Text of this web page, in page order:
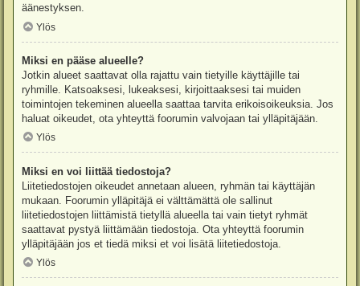
äänestyksen.
Ylös
Miksi en pääse alueelle?
Jotkin alueet saattavat olla rajattu vain tietyille käyttäjille tai
ryhmille. Katsoaksesi, lukeaksesi, kirjoittaaksesi tai muiden
toimintojen tekeminen alueella saattaa tarvita erikoisoikeuksia. Jos
haluat oikeudet, ota yhteyttä foorumin valvojaan tai ylläpitäjään.
Ylös
Miksi en voi liittää tiedostoja?
Liitetiedostojen oikeudet annetaan alueen, ryhmän tai käyttäjän
mukaan. Foorumin ylläpitäjä ei välttämättä ole sallinut
liitetiedostojen liittämistä tietyllä alueella tai vain tietyt ryhmät
saattavat pystyä liittämään tiedostoja. Ota yhteyttä foorumin
ylläpitäjään jos et tiedä miksi et voi lisätä liitetiedostoja.
Ylös